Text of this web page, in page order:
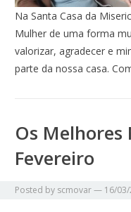
Na Santa Casa da
Mulher de uma forma
valorizar, agradecer e
parte da nossa casa.
Os
Fevereiro
Posted by scmovar— 16/